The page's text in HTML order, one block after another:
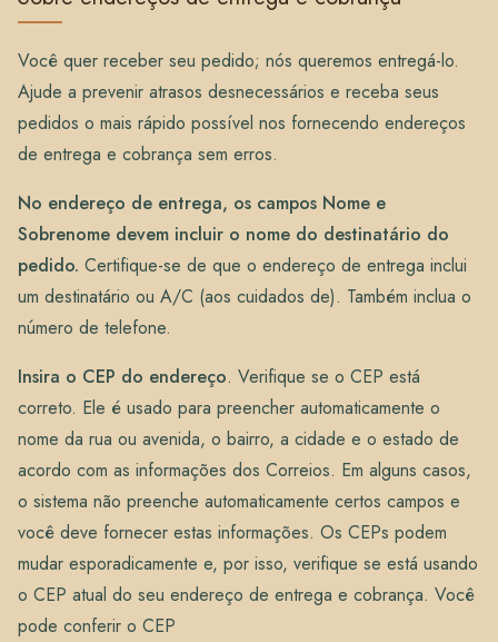
Você quer receber seu pedido; nós queremos entregá-lo.
Ajude a prevenir atrasos desnecessários e receba seus
pedidos o mais rápido possível nos fornecendo endereços
de entrega e cobrança sem erros.
No endereço de entrega, os campos Nome e
Sobrenome devem incluir o nome do destinatário do
pedido. Certifique-se de que o endereço de entrega inclui
um destinatário ou A/C (aos cuidados de). Também inclua o
número de telefone.
Insira o CEP do endereço. Verifique se o CEP está
correto. Ele é usado para preencher automaticamente o
nome da rua ou avenida, o bairro, a cidade e o estado de
acordo com as informações dos Correios. Em alguns casos,
o sistema não preenche automaticamente certos campos e
você deve fornecer estas informações. Os CEPs podem
mudar esporadicamente e, por isso, verifique se está usando
o CEP atual do seu endereço de entrega e cobrança. Você
pode conferir o CEP